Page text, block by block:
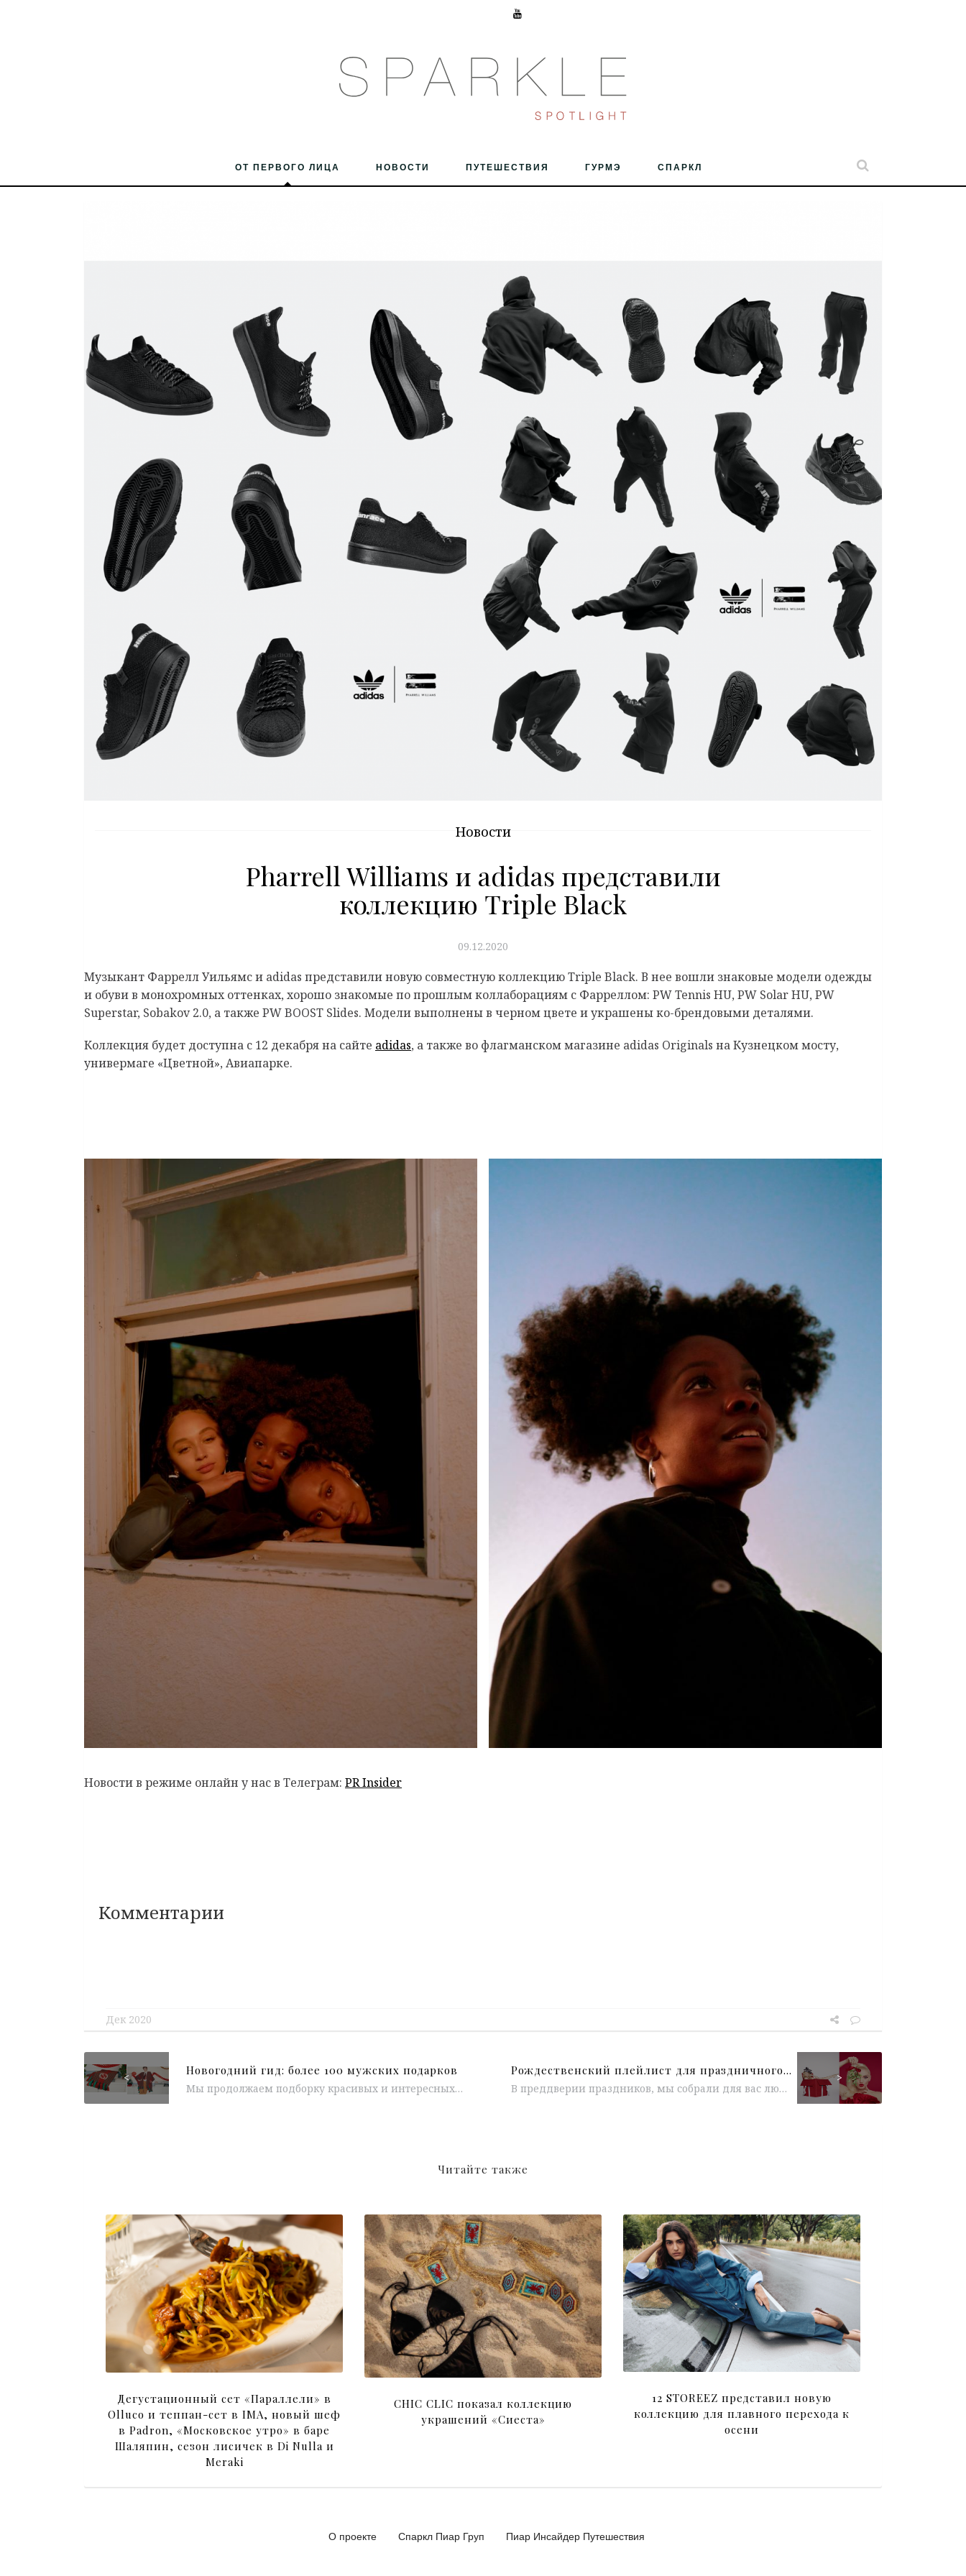
ОТ ПЕРВОГО ЛИЦА НОВОСТИ ПУТЕШЕСТВИЯ ГУРМЭ СПАРКЛ
Новости
Pharrell Williams и adidas представили
коллекцию Triple Black
09.12.2020
Музыкант Фаррелл Уильямс и adidas представили новую совместную коллекцию Triple Black. В нее вошли знаковые модели одежды
и обуви в монохромных оттенках, хорошо знакомые по прошлым коллаборациям с Фарреллом: PW Tennis HU, PW Solar HU, PW
Superstar, Sobakov 2.0, а также PW BOOST Slides. Модели выполнены в черном цвете и украшены ко-брендовыми деталями.
Коллекция будет доступна с 12 декабря на сайте adidas, а также во флагманском магазине adidas Originals на Кузнецком мосту,
универмаге «Цветной», Авиапарке.
Новости в режиме онлайн у нас в Телеграм: PR Insider
Комментарии
Дек 2020
<
Новогодний гид: более 100 мужских подарков
Мы продолжаем подборку красивых и интересных новогодних подарков. Сегодня собрали для вас более 100 идей мужских подарков на любой вкус....
Рождественский плейлист для праздничного настроения
В преддверии праздников, мы собрали для вас любимую рождественскую музыку, от классических Jingle Bell Rock и It’s the Most Wonderful...
>
Читайте также
Дегустационный сет «Параллели» в
Olluco и теппан-сет в IMA, новый шеф
в Padron, «Московское утро» в баре
Шаляпин, сезон лисичек в Di Nulla и
Meraki
CHIC CLIC показал коллекцию
украшений «Сиеста»
12 STOREEZ представил новую
коллекцию для плавного перехода к
осени
О проекте Спаркл Пиар Груп Пиар Инсайдер Путешествия